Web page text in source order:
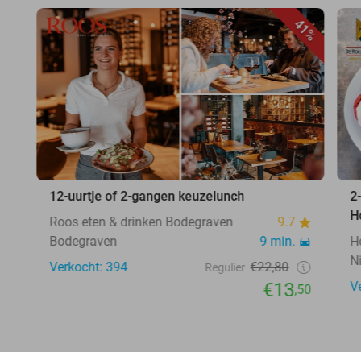
41%
12-uurtje of 2-gangen keuzelunch
Roos eten & drinken Bodegraven
9.7
Bodegraven
9 min.
Verkocht: 394
Regulier €22,80
€13,50